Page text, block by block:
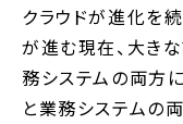
クラウドが進化を
が進む現在、大き
務システムの両方
と業務システムの